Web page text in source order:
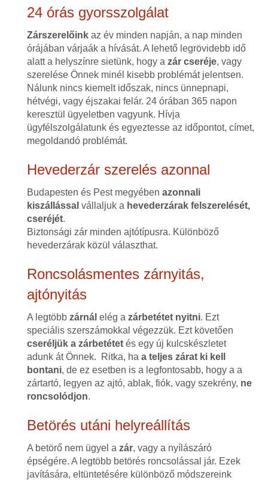
24 órás gyorsszolgálat
Zárszerelőinkaz év minden napján, a nap minden
órájában várjaák a hívását. A lehető legrövidebb idő
alatt a helyszínre sietünk, hogy a zár cseréje, vagy
szerelése Önnek minél kisebb problémát jelentsen.
Nálunk nincs kiemelt időszak, nincs ünnepnapi,
hétvégi, vagy éjszakai felár. 24 órában 365 napon
keresztül ügyeletben vagyunk. Hívja
ügyfélszolgálatunk és egyeztesse az időpontot, címet,
megoldandó problémát.
Hevederzár szerelés azonnal
Budapesten és Pest megyében azonnali
kiszállással vállaljuk a hevederzárak felszerelését,
cseréjét.
Biztonsági zár minden ajtótípusra. Különböző
hevederzárak közül választhat.
Roncsolásmentes zárnyitás,
ajtónyitás
A legtöbb zárnál elég a zárbetétet nyitni. Ezt
speciális szerszámokkal végezzük. Ezt követően
cseréljük a zárbetétetés egy új kulcskészletet
adunk át Önnek. Ritka, ha a teljes zárat ki kell
bontani, de ez esetben is a legfontosabb, hogy a a
zártartó, legyen az ajtó, ablak, fiók, vagy szekrény, ne
roncsolódjon.
Betörés utáni helyreállítás
A betörő nem ügyel a zár, vagy a nyílászáró
épségére. A legtöbb betörés roncsolással jár. Ezek
javítására, eltüntetésére különböző módszereink